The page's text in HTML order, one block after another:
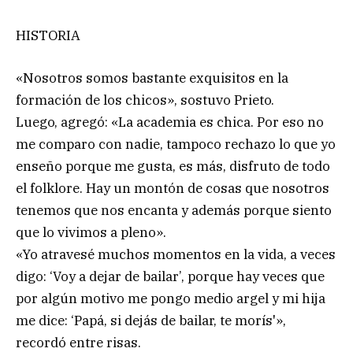
HISTORIA
«Nosotros somos bastante exquisitos en la
formación de los chicos», sostuvo Prieto.
Luego, agregó: «La academia es chica. Por eso no
me comparo con nadie, tampoco rechazo lo que yo
enseño porque me gusta, es más, disfruto de todo
el folklore. Hay un montón de cosas que nosotros
tenemos que nos encanta y además porque siento
que lo vivimos a pleno».
«Yo atravesé muchos momentos en la vida, a veces
digo: ‘Voy a dejar de bailar’, porque hay veces que
por algún motivo me pongo medio argel y mi hija
me dice: ‘Papá, si dejás de bailar, te morís'»,
recordó entre risas.